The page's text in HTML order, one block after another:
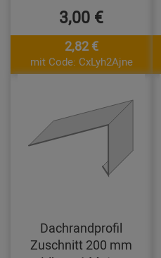
3,00 €
2,82 €
mit Code: CxLyh2Ajne
Dachrandprofil
Zuschnitt 200 mm